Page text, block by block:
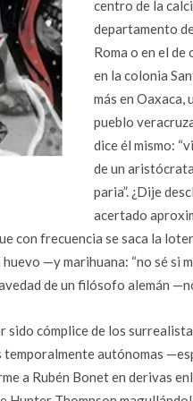
centro de la
departamento
Roma o en el de
en la colonia
más en Oaxaca,
pueblo
dice él mismo:
de un
paria”. ¿Dije
acertado
con frecuencia se saca la
—y marihuana: “no sé si
de un filósofo alemán
sido cómplice de los
autónomas
a Rubén Bonet en derivas